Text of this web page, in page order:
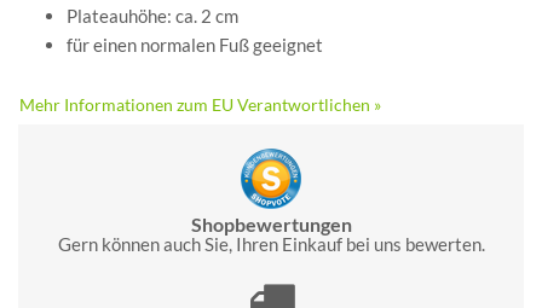
Plateauhöhe: ca. 2 cm
für einen normalen Fuß geeignet
Mehr Informationen zum EU Verantwortlichen »
Shopbewertungen
Gern können auch Sie, Ihren Einkauf bei uns bewerten.